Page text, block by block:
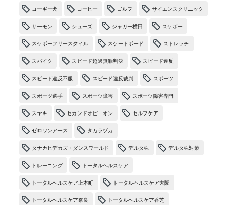
コーギー犬 コーヒー ゴルフ サイエンスクリニック
サーモン シューズ ジャガー横田 スケボー
スケボーフリースタイル スケートボード ストレッチ
スパイク スピード超過無罪判決 スピード違反
スピード違反不服 スピード違反裁判 スポーツ
スポーツ選手 スポーツ障害 スポーツ障害専門
スヤキ セカンドオピニオン セルフケア
ゼロワンアース タカラヅカ
タナカヒデカズ・ダンスワールド デルタ株 デルタ株対策
トレーニング トータルヘルスケア
トータルヘルスケア上本町 トータルヘルスケア大阪
トータルヘルスケア奈良 トータルヘルスケア香芝